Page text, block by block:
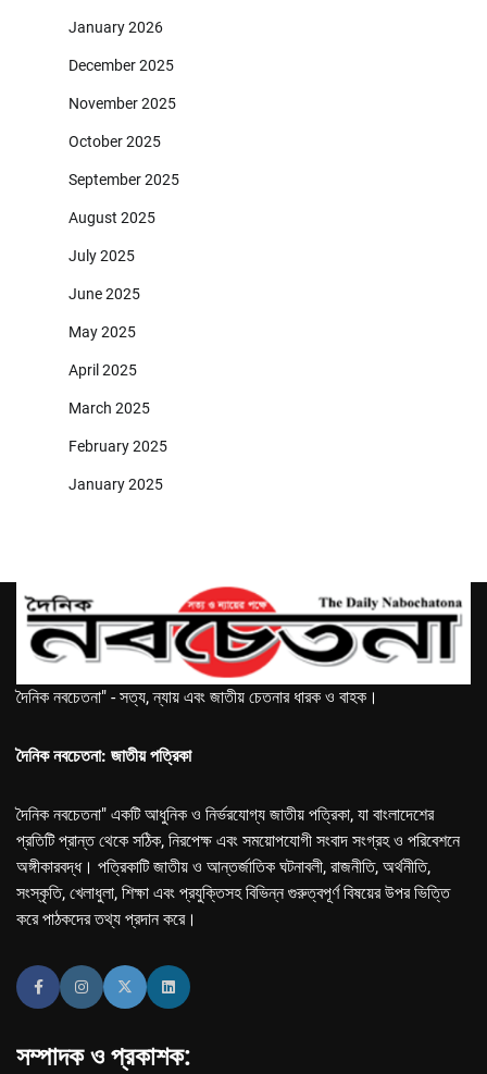
January 2026
December 2025
November 2025
October 2025
September 2025
August 2025
July 2025
June 2025
May 2025
April 2025
March 2025
February 2025
January 2025
দৈনিক নবচেতনা" - সত্য, ন্যায় এবং জাতীয় চেতনার ধারক ও বাহক।
দৈনিক নবচেতনা: জাতীয় পত্রিকা
দৈনিক নবচেতনা" একটি আধুনিক ও নির্ভরযোগ্য জাতীয় পত্রিকা, যা বাংলাদেশের
প্রতিটি প্রান্ত থেকে সঠিক, নিরপেক্ষ এবং সময়োপযোগী সংবাদ সংগ্রহ ও পরিবেশনে
অঙ্গীকারবদ্ধ। পত্রিকাটি জাতীয় ও আন্তর্জাতিক ঘটনাবলী, রাজনীতি, অর্থনীতি,
সংস্কৃতি, খেলাধুলা, শিক্ষা এবং প্রযুক্তিসহ বিভিন্ন গুরুত্বপূর্ণ বিষয়ের উপর ভিত্তি
করে পাঠকদের তথ্য প্রদান করে।
সম্পাদক ও প্রকাশক: